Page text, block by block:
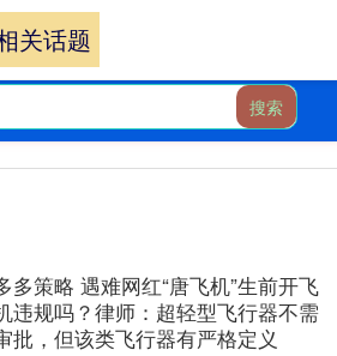
搜索
关话题
多策略 遇难网红“唐飞机”生前开飞
违规吗？律师：超轻型飞行器不需
批，但该类飞行器有严格定义